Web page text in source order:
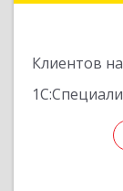
Клиентов